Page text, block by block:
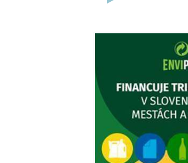
Dovolenka -
Ambulancia pre
Marián Sivoň
oznamuje, že od 19.8
budeZATVORENÁ z
dovolenky. Akútne
MUDr.Fisch…
5. augusta 2026 12:35